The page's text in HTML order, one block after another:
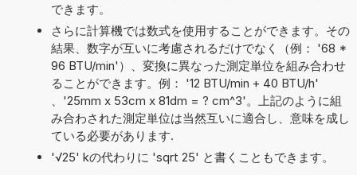
できます。
さらに計算機では数式を使用することができます。その
結果、数字が互いに考慮されるだけでなく（例： '68 *
96 BTU/min'）、変換に異なった測定単位を組み合わせ
ることができます。例： '12 BTU/min + 40 BTU/h'
、'25mm x 53cm x 81dm = ? cm^3'。上記のように組
み合わされた測定単位は当然互いに適合し、意味を成し
ている必要があります.
'√25' kの代わりに 'sqrt 25' と書くこともできます。